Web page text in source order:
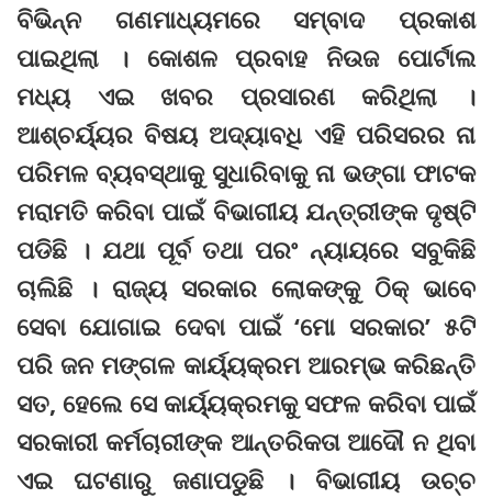
ବିଭିନ୍ନ ଗଣମାଧ୍ୟମରେ ସମ୍ବାଦ ପ୍ରକାଶ
ପାଇଥିଲା । କୋଶଳ ପ୍ରବାହ ନିଉଜ ପୋର୍ଟାଲ
ମଧ୍ୟ ଏଇ ଖବର ପ୍ରସାରଣ କରିଥିଲା ।
ଆଶ୍ଚର୍ୟ୍ୟର ବିଷୟ ଅଦ୍ୟାବଧି ଏହି ପରିସରର ନା
ପରିମଳ ବ୍ୟବସ୍ଥାକୁ ସୁଧାରିବାକୁ ନା ଭଙ୍ଗା ଫାଟକ
ମରାମତି କରିବା ପାଇଁ ବିଭାଗୀୟ ଯନ୍ତ୍ରୀଙ୍କ ଦୃଷ୍ଟି
ପଡିଛି । ଯଥା ପୂର୍ବ ତଥା ପରଂ ନ୍ୟାୟରେ ସବୁକିଛି
ଚାଲିଛି । ରାଜ୍ୟ ସରକାର ଲୋକଙ୍କୁ ଠିକ୍ ଭାବେ
ସେବା ଯୋଗାଇ ଦେବା ପାଇଁ ‘ମୋ ସରକାର’ ୫ଟି
ପରି ଜନ ମଙ୍ଗଳ କାର୍ୟ୍ୟକ୍ରମ ଆରମ୍ଭ କରିଛନ୍ତି
ସତ, ହେଲେ ସେ କାର୍ୟ୍ୟକ୍ରମକୁ ସଫଳ କରିବା ପାଇଁ
ସରକାରୀ କର୍ମଚାରୀଙ୍କ ଆନ୍ତରିକତା ଆଦୌ ନ ଥିବା
ଏଇ ଘଟଣାରୁ ଜଣାପଡୁଛି । ବିଭାଗୀୟ ଉଚ୍ଚ